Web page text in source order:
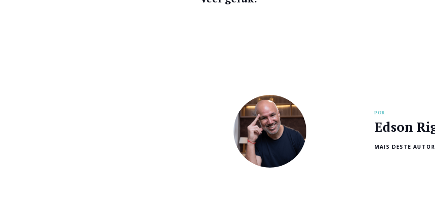
POR
Edson
MAIS DESTE AUTOR